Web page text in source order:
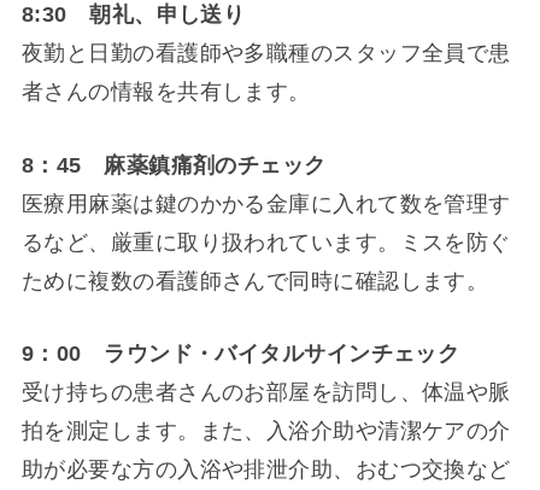
8:30 朝礼、申し送り
夜勤と日勤の看護師や多職種のスタッフ全員で患
者さんの情報を共有します。
8：45 麻薬鎮痛剤のチェック
医療用麻薬は鍵のかかる金庫に入れて数を管理す
るなど、厳重に取り扱われています。ミスを防ぐ
ために複数の看護師さんで同時に確認します。
9：00 ラウンド・バイタルサインチェック
受け持ちの患者さんのお部屋を訪問し、体温や脈
拍を測定します。また、入浴介助や清潔ケアの介
助が必要な方の入浴や排泄介助、おむつ交換など